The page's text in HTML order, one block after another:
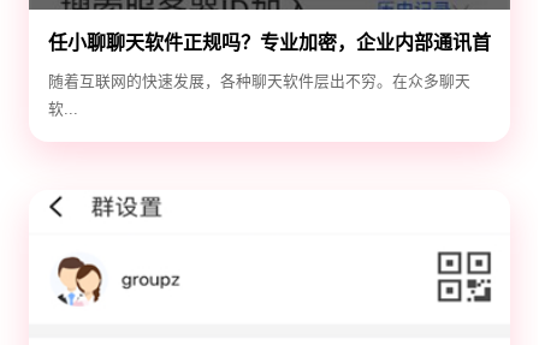
任小聊聊天软件正规吗？专业加密，企业内部通讯首
选！
随着互联网的快速发展，各种聊天软件层出不穷。在众多聊天
软...